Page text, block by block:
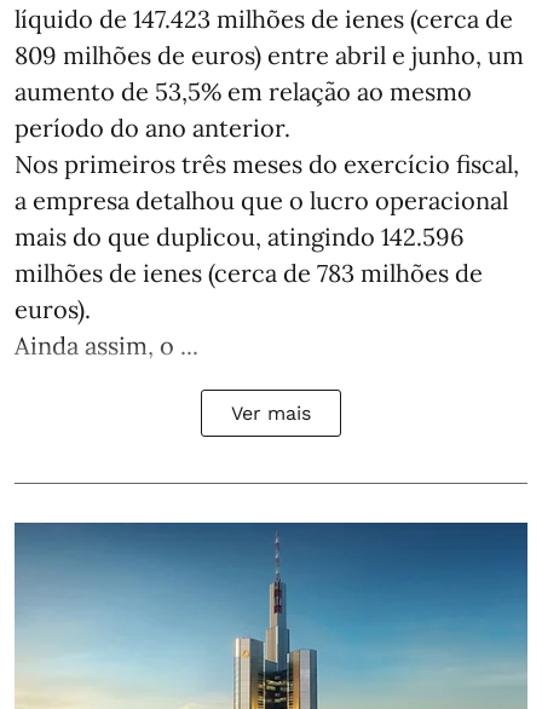
líquido de 147.423 milhões de ienes (cerca de
809 milhões de euros) entre abril e junho, um
aumento de 53,5% em relação ao mesmo
período do ano anterior.
Nos primeiros três meses do exercício fiscal,
a empresa detalhou que o lucro operacional
mais do que duplicou, atingindo 142.596
milhões de ienes (cerca de 783 milhões de
euros).
Ainda assim, o ...
Ver mais